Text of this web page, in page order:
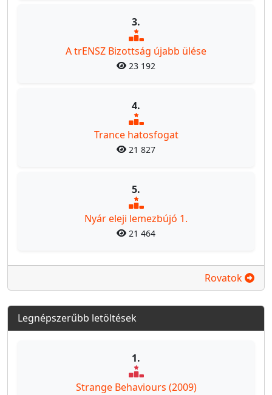
3.
A trENSZ Bizottság újabb ülése
23 192
4.
Trance hatosfogat
21 827
5.
Nyár eleji lemezbújó 1.
21 464
Rovatok
Legnépszerűbb letöltések
1.
Strange Behaviours (2009)